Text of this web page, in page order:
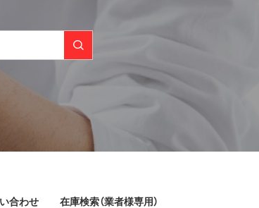
合わせ 在庫検索（業者様専用）